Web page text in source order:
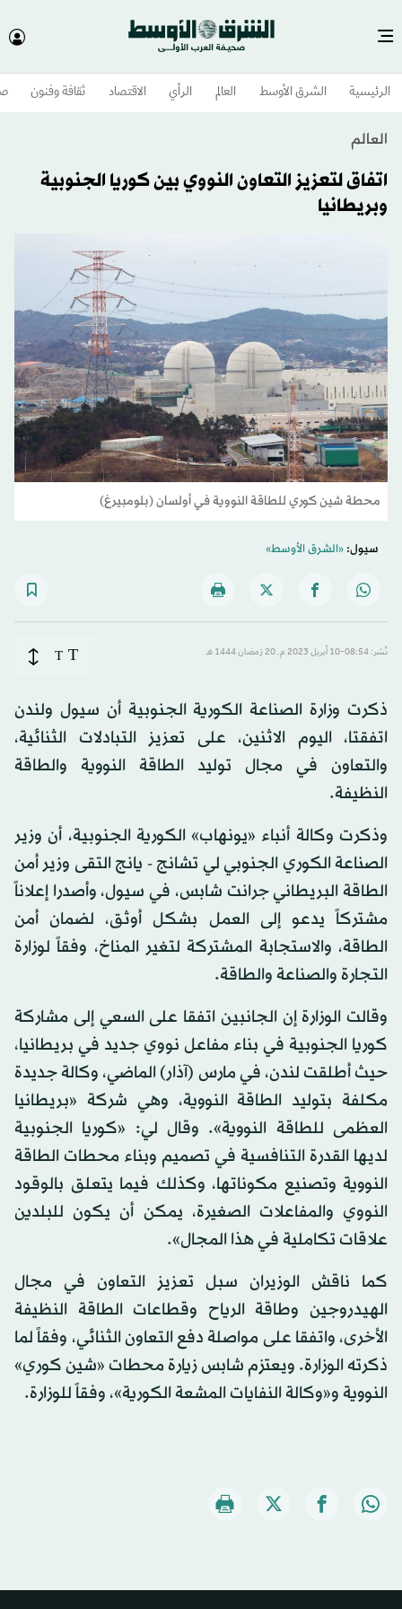
الرئيسية الشرق الأوسط​ العالم الرأي الاقتصاد ثقافة وفنون
العالم
اتفاق لتعزيز التعاون النووي بين كوريا الجنوبية
وبريطانيا
محطة شين كوري للطاقة النووية في أولسان (بلومبيرغ)
سيول:«الشرق الأوسط»
نُشر: 08:54-10 أبريل 2023 م ـ 20 رَمضان 1444 هـ T
T
ذكرت وزارة الصناعة الكورية الجنوبية أن سيول ولندن
اتفقتا، اليوم الاثنين، على تعزيز التبادلات الثنائية،
والتعاون في مجال توليد الطاقة النووية والطاقة
النظيفة.
وذكرت وكالة أنباء «يونهاب» الكورية الجنوبية، أن وزير
الصناعة الكوري الجنوبي لي تشانج - يانج التقى وزير أمن
الطاقة البريطاني جرانت شابس، في سيول، وأصدرا إعلاناً
مشتركاً يدعو إلى العمل بشكل أوثق، لضمان أمن
الطاقة، والاستجابة المشتركة لتغير المناخ، وفقاً لوزارة
التجارة والصناعة والطاقة.
وقالت الوزارة إن الجانبين اتفقا على السعي إلى مشاركة
كوريا الجنوبية في بناء مفاعل نووي جديد في بريطانيا،
حيث أطلقت لندن، في مارس (آذار) الماضي، وكالة جديدة
مكلفة بتوليد الطاقة النووية، وهي شركة «بريطانيا
العظمى للطاقة النووية». وقال لي: «كوريا الجنوبية
لديها القدرة التنافسية في تصميم وبناء محطات الطاقة
النووية وتصنيع مكوناتها، وكذلك فيما يتعلق بالوقود
النووي والمفاعلات الصغيرة، يمكن أن يكون للبلدين
علاقات تكاملية في هذا المجال».
كما ناقش الوزيران سبل تعزيز التعاون في مجال
الهيدروجين وطاقة الرياح وقطاعات الطاقة النظيفة
الأخرى، واتفقا على مواصلة دفع التعاون الثنائي، وفقاً لما
ذكرته الوزارة. ويعتزم شابس زيارة محطات «شين كوري»
النووية و«وكالة النفايات المشعة الكورية»، وفقاً للوزارة.